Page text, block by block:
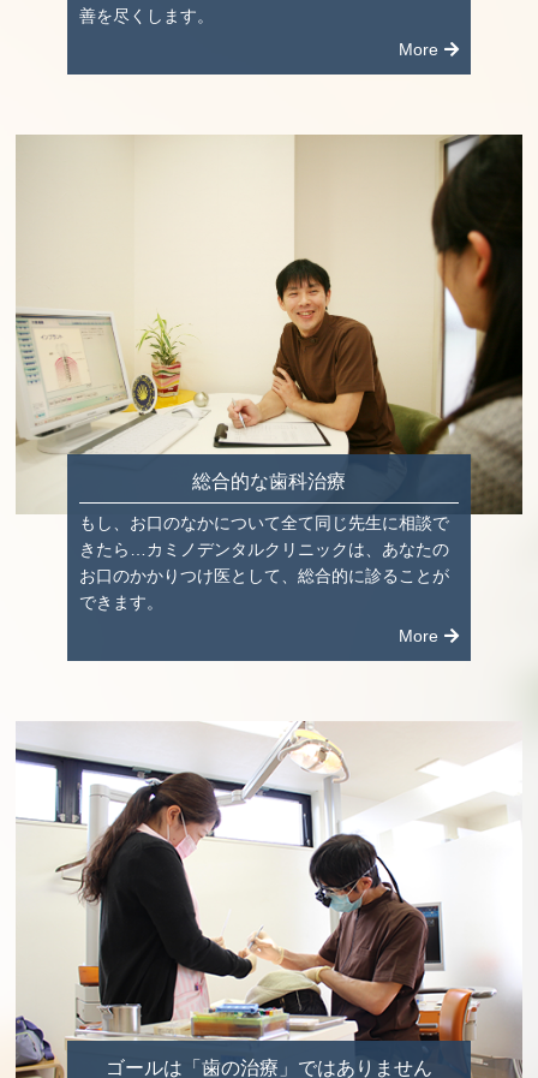
善を尽くします。
More
総合的な歯科治療
もし、お口のなかについて全て同じ先生に相談で
きたら…カミノデンタルクリニックは、あなたの
お口のかかりつけ医として、総合的に診ることが
できます。
More
ゴールは「歯の治療」ではありません